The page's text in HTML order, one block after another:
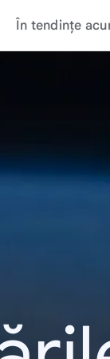
În tendințe